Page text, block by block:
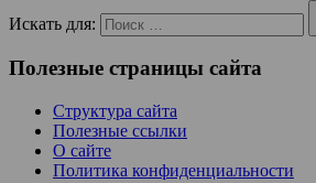
Искать для:
Полезные страницы сайта
Структура сайта
Полезные ссылки
О сайте
Политика конфиденциальности